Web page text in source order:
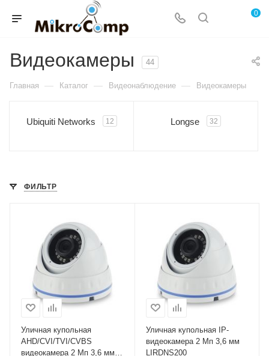
0
Видеокамеры 44
Главная — Каталог — Видеонаблюдение — Видеокамеры
Ubiquiti Networks 12 Longse 32
ФИЛЬТР
Уличная купольная
AHD/CVI/TVI/CVBS
видеокамера 2 Мп 3,6 мм
Уличная купольная IP-
видеокамера 2 Мп 3,6 мм
LIRDNS200